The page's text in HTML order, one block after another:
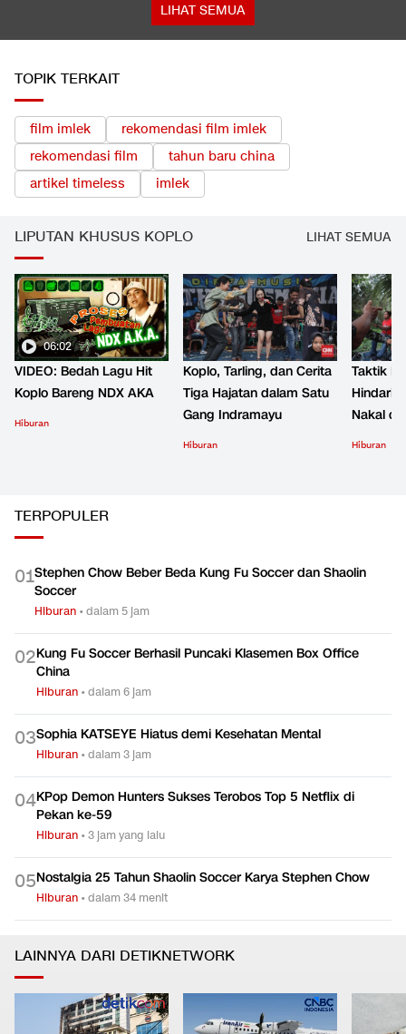
LIHAT SEMUA
TOPIK TERKAIT
film imlek
rekomendasi film imlek
rekomendasi film
tahun baru china
artikel timeless
imlek
LIPUTAN KHUSUS KOPLO LIHAT SEMUA
06:02
VIDEO: Bedah Lagu Hit
Koplo Bareng NDX AKA
Hiburan
Koplo, Tarling, dan Cerita
Tiga Hajatan dalam Satu
Gang Indramayu
Hiburan
Taktik
Hindari
Nakal
Hiburan
TERPOPULER
01Stephen Chow Beber Beda Kung Fu Soccer dan Shaolin
Soccer
Hiburan •dalam 5 jam
02Kung Fu Soccer Berhasil Puncaki Klasemen Box Office
China
Hiburan •dalam 6 jam
03Sophia KATSEYE Hiatus demi Kesehatan Mental
Hiburan •dalam 3 jam
04KPop Demon Hunters Sukses Terobos Top 5 Netflix di
Pekan ke-59
Hiburan •3 jam yang lalu
05Nostalgia 25 Tahun Shaolin Soccer Karya Stephen Chow
Hiburan •dalam 34 menit
LAINNYA DARI DETIKNETWORK